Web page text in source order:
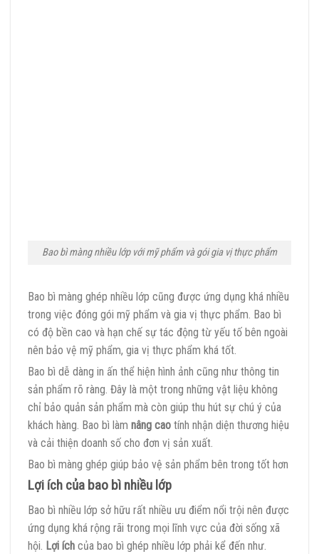
Bao bì màng nhiều lớp với mỹ phẩm và gói gia vị thực phẩm
Bao bì màng ghép nhiều lớp cũng được ứng dụng khá nhiều
trong việc đóng gói mỹ phẩm và gia vị thực phẩm. Bao bì
có độ bền cao và hạn chế sự tác động từ yếu tố bên ngoài
nên bảo vệ mỹ phẩm, gia vị thực phẩm khá tốt.
Bao bì dễ dàng in ấn thể hiện hình ảnh cũng như thông tin
sản phẩm rõ ràng. Đây là một trong những vật liệu không
chỉ bảo quản sản phẩm mà còn giúp thu hút sự chú ý của
khách hàng. Bao bì làm nâng cao tính nhận diện thương hiệu
và cải thiện doanh số cho đơn vị sản xuất.
Bao bì màng ghép giúp bảo vệ sản phẩm bên trong tốt hơn
Lợi ích của bao bì nhiều lớp
Bao bì nhiều lớp sở hữu rất nhiều ưu điểm nổi trội nên được
ứng dụng khá rộng rãi trong mọi lĩnh vực của đời sống xã
hội. Lợi ích của bao bì ghép nhiều lớp phải kể đến như.